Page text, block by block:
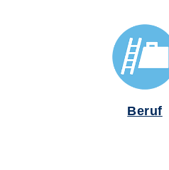
Beruf